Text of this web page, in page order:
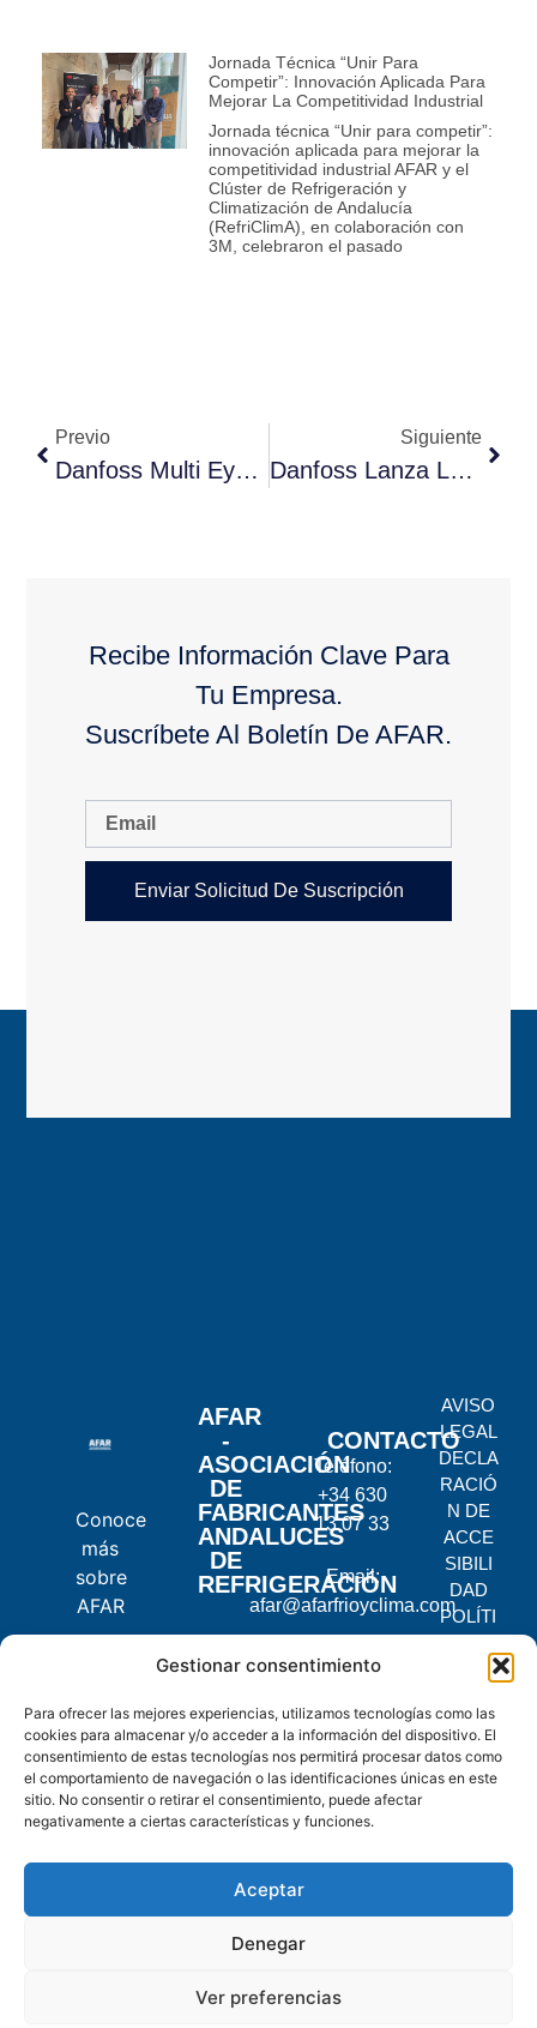
Gestionar consentimiento
Para ofrecer las mejores experiencias, utilizamos tecnologías como las
cookies para almacenar y/o acceder a la información del dispositivo. El
consentimiento de estas tecnologías nos permitirá procesar datos como
el comportamiento de navegación o las identificaciones únicas en este
sitio. No consentir o retirar el consentimiento, puede afectar
negativamente a ciertas características y funciones.
Aceptar
Denegar
Ver preferencias
Jornada Técnica “Unir Para
Competir”: Innovación Aplicada Para
Mejorar La Competitividad Industrial
Jornada técnica “Unir para competir”:
innovación aplicada para mejorar la
competitividad industrial AFAR y el
Clúster de Refrigeración y
Climatización de Andalucía
(RefriClimA), en colaboración con
3M, celebraron el pasado
Previo
Danfoss Multi Eyector Solution™ Para Refrigeración Con CO2 Transcrítico En Todos Los Climas
Siguiente
Danfoss Lanza Las Nuevas Válvulas Solenoides EVR V2
Recibe Información Clave Para
Tu Empresa.
Suscríbete Al Boletín De AFAR.
Enviar Solicitud De Suscripción
Conoce
más
sobre
AFAR
AFAR
-
ASOCIACIÓN
DE
FABRICANTES
ANDALUCES
DE
REFRIGERACIÓN
CONTACTO
Teléfono:
+34 630
13 07 33
Email:
afar@afarfrioyclima.com
C.
2, 14900
Lucena,
Córdoba
AVISO
LEGAL
DECLA
RACIÓ
N DE
ACCE
SIBILI
DAD
POLÍTI
PRIVA
POLÍTI
CA DE
COOKI